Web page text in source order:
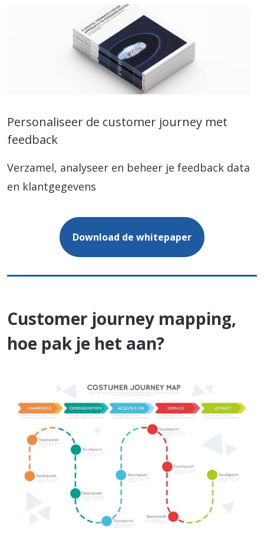
Personaliseer de customer journey met
feedback
Verzamel, analyseer en beheer je feedback data
en klantgegevens
Download de whitepaper
Customer journey mapping,
hoe pak je het aan?